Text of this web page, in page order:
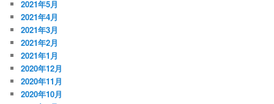
2021年5月
2021年4月
2021年3月
2021年2月
2021年1月
2020年12月
2020年11月
2020年10月